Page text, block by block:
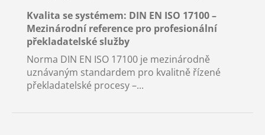
Kvalita se systémem: DIN EN ISO 17100 –
Mezinárodní reference pro profesionální
překladatelské služby
Norma DIN EN ISO 17100 je mezinárodně
uznávaným standardem pro kvalitně řízené
překladatelské procesy –...